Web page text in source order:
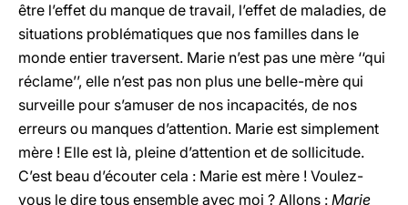
être l’effet du manque de travail, l’effet de maladies, de
situations problématiques que nos familles dans le
monde entier traversent. Marie n’est pas une mère ‘‘qui
réclame’’, elle n’est pas non plus une belle-mère qui
surveille pour s’amuser de nos incapacités, de nos
erreurs ou manques d’attention. Marie est simplement
mère ! Elle est là, pleine d’attention et de sollicitude.
C’est beau d’écouter cela : Marie est mère ! Voulez-
vous le dire tous ensemble avec moi ? Allons : Marie